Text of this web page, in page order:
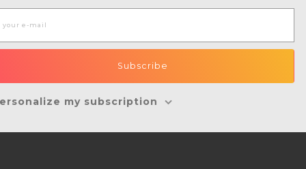
my subscription